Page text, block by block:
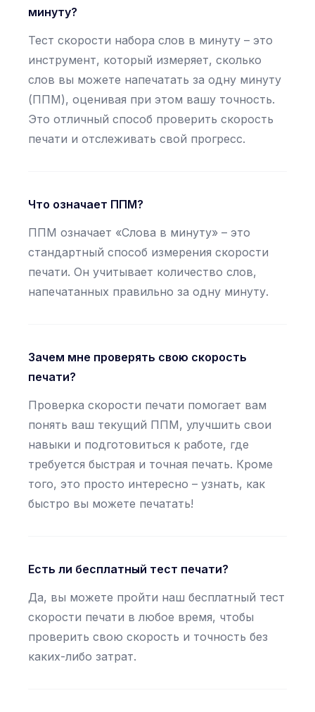
минуту?
Тест скорости набора слов в минуту – это
инструмент, который измеряет, сколько
слов вы можете напечатать за одну минуту
(ППМ), оценивая при этом вашу точность.
Это отличный способ проверить скорость
печати и отслеживать свой прогресс.
Что означает ППМ?
ППМ означает «Слова в минуту» – это
стандартный способ измерения скорости
печати. Он учитывает количество слов,
напечатанных правильно за одну минуту.
Зачем мне проверять свою скорость
печати?
Проверка скорости печати помогает вам
понять ваш текущий ППМ, улучшить свои
навыки и подготовиться к работе, где
требуется быстрая и точная печать. Кроме
того, это просто интересно – узнать, как
быстро вы можете печатать!
Есть ли бесплатный тест печати?
Да, вы можете пройти наш бесплатный тест
скорости печати в любое время, чтобы
проверить свою скорость и точность без
каких-либо затрат.